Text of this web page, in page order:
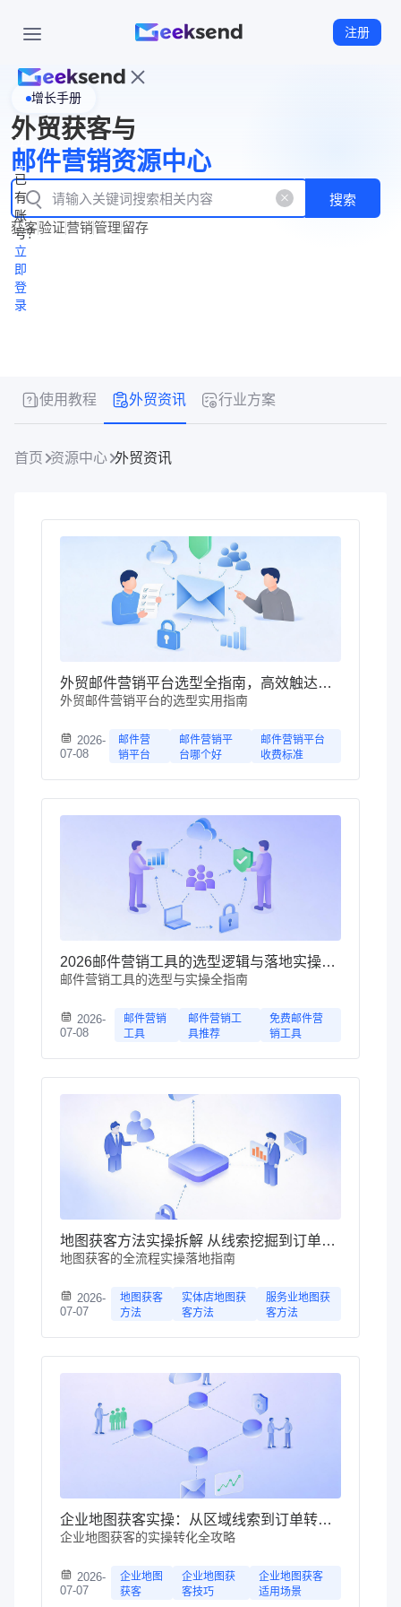
注册
页
WhatsApp
企业号
New
产
品
功
能
产
品
价
格
资
源
中
心
立
即
注
册
已
有
账
号？
立
即
登
录
增长手册
外贸获客与
邮件营销资源中心
搜索
获客验证营销管理留存
使用教程 外贸资讯 行业方案
首页 资源中心 外贸资讯
外贸邮件营销平台选型全指南，高效触达全球客户
外贸邮件营销平台的选型实用指南
2026-
07-08
邮件营
销平台
邮件营销平
台哪个好
邮件营销平台
收费标准
2026邮件营销工具的选型逻辑与落地实操指南
邮件营销工具的选型与实操全指南
2026-
07-08
邮件营销
工具
邮件营销工
具推荐
免费邮件营
销工具
地图获客方法实操拆解 从线索挖掘到订单转化
地图获客的全流程实操落地指南
2026-
07-07
地图获客
方法
实体店地图获
客方法
服务业地图获
客方法
企业地图获客实操：从区域线索到订单转化全攻略
企业地图获客的实操转化全攻略
2026-
07-07
企业地图
获客
企业地图获
客技巧
企业地图获客
适用场景